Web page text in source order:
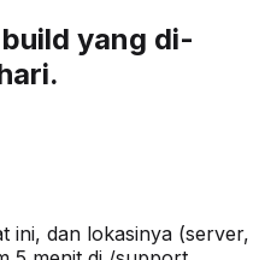
yang di-
ini, dan lokasinya (server,